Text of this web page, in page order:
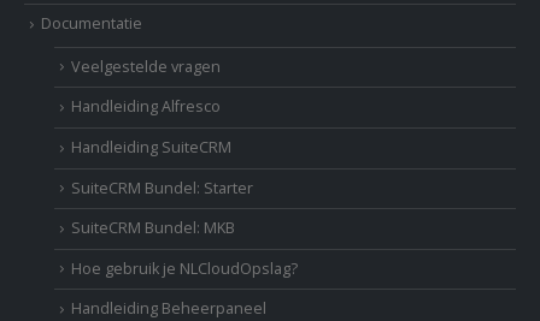
Documentatie
Veelgestelde vragen
Handleiding Alfresco
Handleiding SuiteCRM
SuiteCRM Bundel: Starter
SuiteCRM Bundel: MKB
Hoe gebruik je NLCloudOpslag?
Handleiding Beheerpaneel